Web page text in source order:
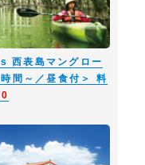
過失によりお客様に損害
す。
サービス提供の中止、官
お客様が損害を被ったもの
、重要書類、撮影済みの
責任を負うものではありま
西表島マングロー
間～／昼食付＞ 料